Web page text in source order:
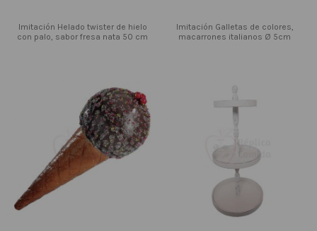
Imitación Helado twister de hielo
con palo, sabor fresa nata 50 cm
Imitación Galletas de colores,
macarrones italianos Ø 5cm